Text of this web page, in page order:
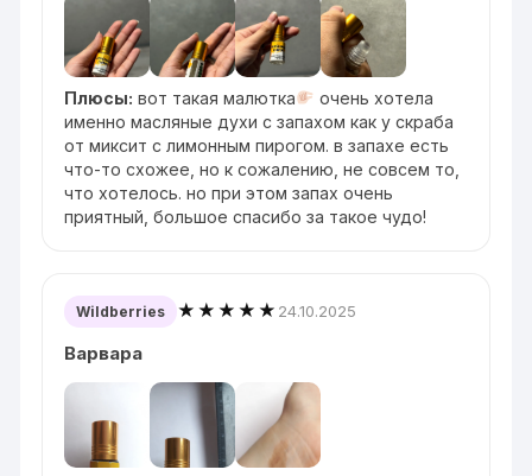
Плюсы: вот такая малютка
очень хотела
именно масляные духи с запахом как у скраба
от миксит с лимонным пирогом. в запахе есть
что-то схожее, но к сожалению, не совсем то,
что хотелось. но при этом запах очень
приятный, большое спасибо за такое чудо!
Wildberries ★★★★★ 24.10.2025
Варвара